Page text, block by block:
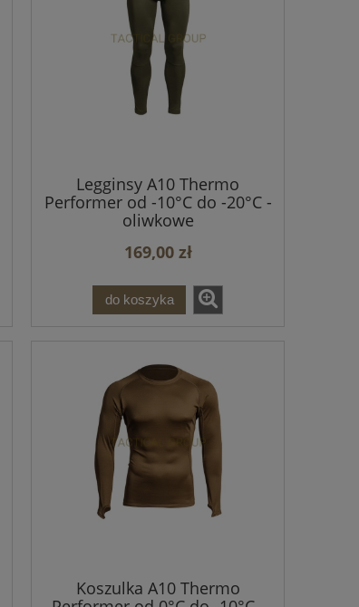
Legginsy A10 Thermo
Performer od -10°C do -20°C -
oliwkowe
169,00 zł
do koszyka
Koszulka A10 Thermo